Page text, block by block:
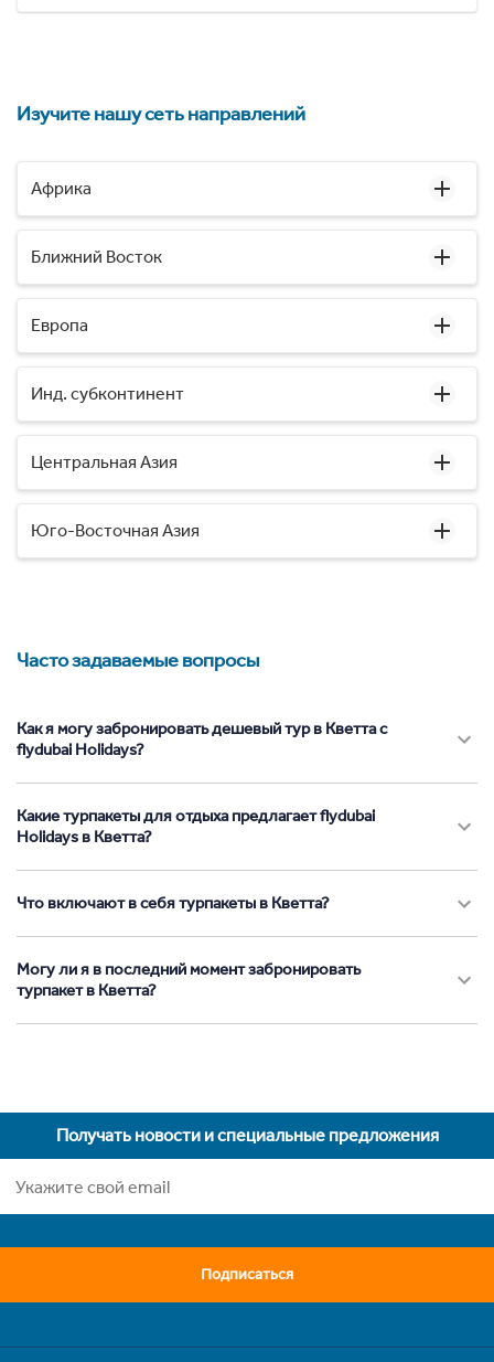
Изучите нашу сеть направлений
Африка
Ближний Восток
Европа
Инд. субконтинент
Центральная Азия
Юго-Восточная Азия
Часто задаваемые вопросы
Как я могу забронировать дешевый тур в Кветта с
flydubai Holidays?
Какие турпакеты для отдыха предлагает flydubai
Holidays в Кветта?
Что включают в себя турпакеты в Кветта?
Могу ли я в последний момент забронировать
турпакет в Кветта?
Получать новости и специальные предложения
Подписаться